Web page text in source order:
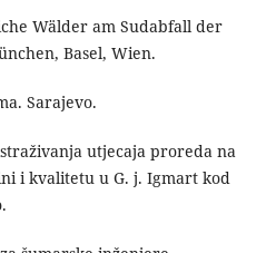
Wälder am Sudabfall der
Basel, Wien.
Sarajevo.
utjecaja proreda na
i kvalitetu u G. j. Igmart kod